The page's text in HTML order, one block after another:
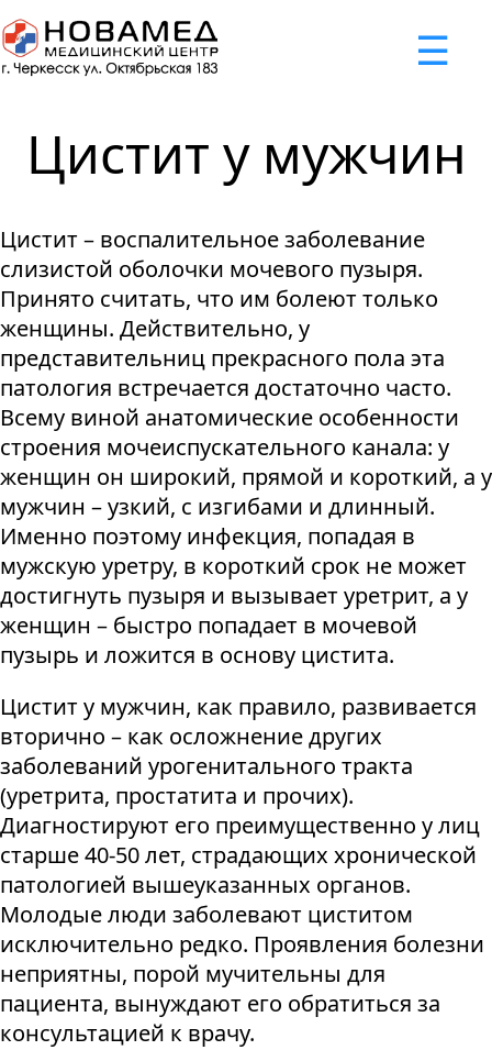
☰
x
Задать вопрос
Я принимаю"Cоглашение
об обработке персональных
данных."
Отправить вопрос
Успешно
Мы свяжемся с вами в ближайшее время
Неудача
Некорректно введен номер телефона
Неудача
Отклонена капча
Неудача
Не введено имя или вопрос
Неудача
Не принято соглашение
Цистит у мужчин
Цистит – воспалительное заболевание
слизистой оболочки мочевого пузыря.
Принято считать, что им болеют только
женщины. Действительно, у
представительниц прекрасного пола эта
патология встречается достаточно часто.
Всему виной анатомические особенности
строения мочеиспускательного канала: у
женщин он широкий, прямой и короткий, а у
мужчин – узкий, с изгибами и длинный.
Именно поэтому инфекция, попадая в
мужскую уретру, в короткий срок не может
достигнуть пузыря и вызывает уретрит, а у
женщин – быстро попадает в мочевой
пузырь и ложится в основу цистита.
Цистит у мужчин, как правило, развивается
вторично – как осложнение других
заболеваний урогенитального тракта
(уретрита, простатита и прочих).
Диагностируют его преимущественно у лиц
старше 40-50 лет, страдающих хронической
патологией вышеуказанных органов.
Молодые люди заболевают циститом
исключительно редко. Проявления болезни
неприятны, порой мучительны для
пациента, вынуждают его обратиться за
консультацией к врачу.